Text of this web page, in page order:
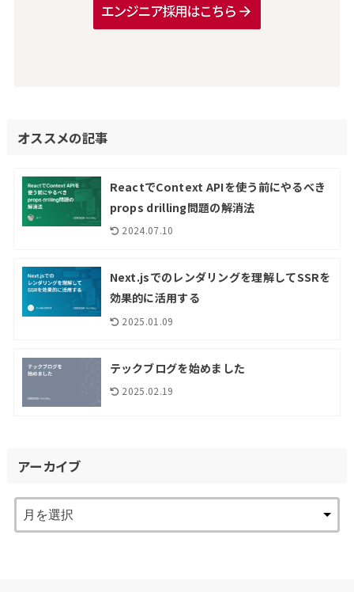
オススメの記事
ReactでContext APIを使う前にやるべき
props drilling問題の解消法
2024.07.10
Next.jsでのレンダリングを理解してSSRを
効果的に活用する
2025.01.09
テックブログを始めました
2025.02.19
アーカイブ